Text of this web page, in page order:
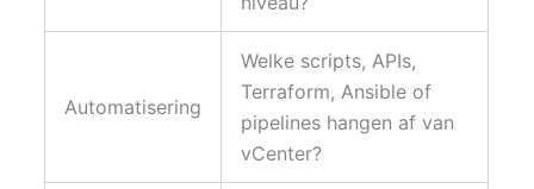
Automatisering
Welke scripts, APIs,
Terraform, Ansible of
pipelines hangen af van
vCenter?